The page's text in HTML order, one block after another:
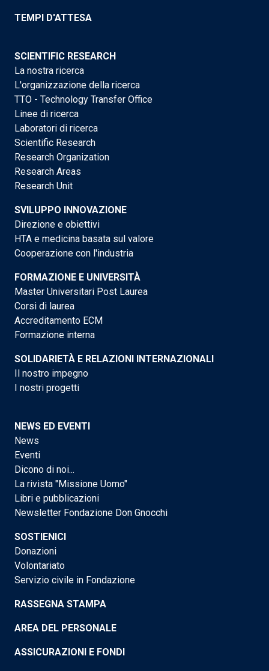
TEMPI D'ATTESA
SCIENTIFIC RESEARCH
La nostra ricerca
L'organizzazione della ricerca
TTO - Technology Transfer Office
Linee di ricerca
Laboratori di ricerca
Scientific Research
Research Organization
Research Areas
Research Unit
SVILUPPO INNOVAZIONE
Direzione e obiettivi
HTA e medicina basata sul valore
Cooperazione con l'industria
FORMAZIONE E UNIVERSITÀ
Master Universitari Post Laurea
Corsi di laurea
Accreditamento ECM
Formazione interna
SOLIDARIETÀ E RELAZIONI INTERNAZIONALI
Il nostro impegno
I nostri progetti
NEWS ED EVENTI
News
Eventi
Dicono di noi...
La rivista "Missione Uomo"
Libri e pubblicazioni
Newsletter Fondazione Don Gnocchi
SOSTIENICI
Donazioni
Volontariato
Servizio civile in Fondazione
RASSEGNA STAMPA
AREA DEL PERSONALE
ASSICURAZIONI E FONDI